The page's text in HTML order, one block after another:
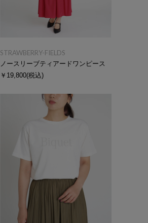
STRAWBERRY-FIELDS
ノースリーブティアードワンピース
￥19,800(税込)